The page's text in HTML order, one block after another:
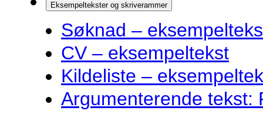
Eksempeltekster og skriverammer
Søknad –
CV – eksempeltekst
Kildeliste –
Argumenterende tekst: